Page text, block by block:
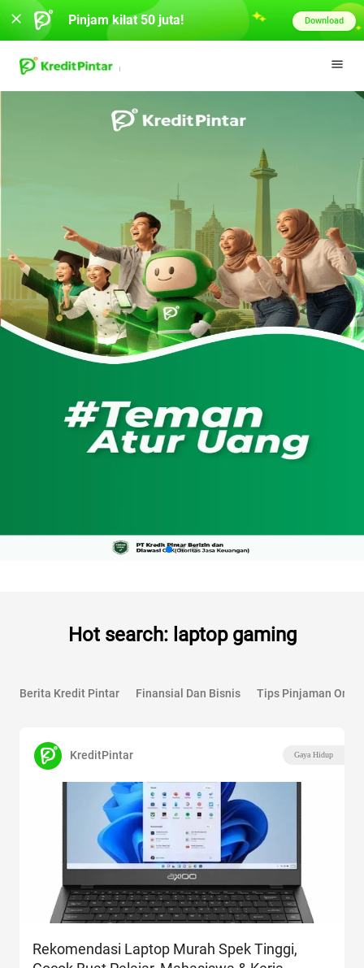
Hot search: laptop gaming
Berita Kredit Pintar Finansial Dan Bisnis Tips Pinjaman
KreditPintar Gaya Hidup
Rekomendasi Laptop Murah Spek Tinggi,
Pinjam kilat 50 juta! Download